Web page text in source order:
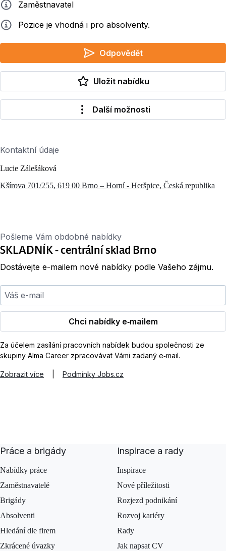
ZadavatelZaměstnavatel
Info Pozice je vhodná i pro absolventy.
Odpovědět
Uložit nabídku
Další možnosti
Kontaktní údaje
Lucie Zálešáková
Kšírova 701/255, 619 00 Brno – Horní - Heršpice, Česká republika
Pošleme Vám obdobné nabídky
SKLADNÍK - centrální sklad Brno
Dostávejte e-mailem nové nabídky podle Vašeho zájmu.
Váš e-mail
Chci nabídky e‑mailem
Za účelem zasílání pracovních nabídek budou společnosti ze
skupiny Alma Career zpracovávat Vámi zadaný e‑mail.
Zobrazit více Podmínky Jobs.cz
Práce a brigády
Nabídky práce
Zaměstnavatelé
Brigády
Absolventi
Hledání dle firem
Zkrácené úvazky
Inspirace a rady
Inspirace
Nové příležitosti
Rozjezd podnikání
Rozvoj kariéry
Rady
Jak napsat CV